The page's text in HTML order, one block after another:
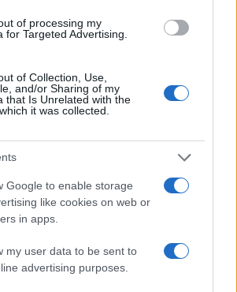
of processing my
for Targeted Advertising.
of Collection, Use,
and/or Sharing of my
that Is Unrelated with the
it was collected.
Google to enable storage
like cookies on web or
in apps.
my user data to be sent to
advertising purposes.